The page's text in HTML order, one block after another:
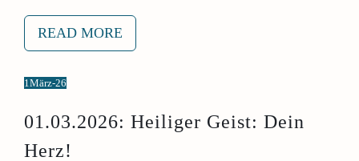
READ MORE
1März-26
01.03.2026: Heiliger Geist: Dein
Herz!